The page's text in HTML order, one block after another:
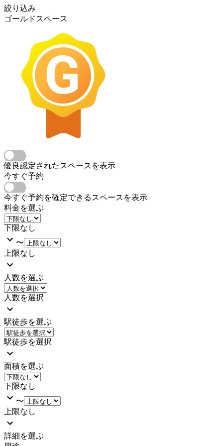
絞り込み
ゴールドスペース
優良認定されたスペースを表示
今すぐ予約
今すぐ予約を確定できるスペースを表示
料金を選ぶ
下限なし
〜
上限なし
人数を選ぶ
人数を選択
駅徒歩を選ぶ
駅徒歩を選択
面積を選ぶ
下限なし
〜
上限なし
詳細を選ぶ